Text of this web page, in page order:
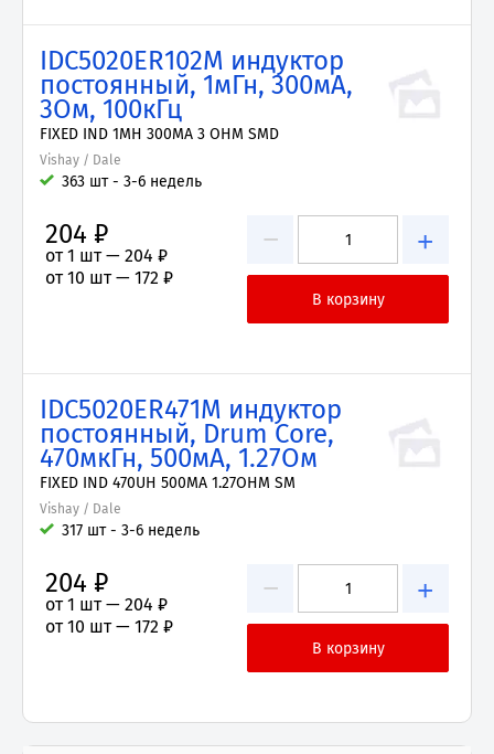
IDC5020ER102M индуктор
постоянный, 1мГн, 300мА,
3Ом, 100кГц
FIXED IND 1MH 300MA 3 OHM SMD
Vishay / Dale
363 шт - 3-6 недель
− +
204 ₽
от 1 шт — 204 ₽
от 10 шт — 172 ₽
IDC5020ER471M индуктор
постоянный, Drum Core,
470мкГн, 500мА, 1.27Ом
FIXED IND 470UH 500MA 1.27OHM SM
Vishay / Dale
317 шт - 3-6 недель
− +
204 ₽
от 1 шт — 204 ₽
от 10 шт — 172 ₽